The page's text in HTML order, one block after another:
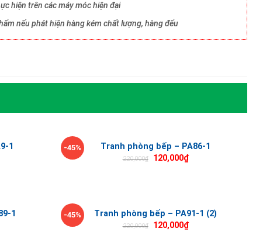
hiện trên các máy móc hiện đại
nếu phát hiện hàng kém chất lượng, hàng đểu
1 -45% Tranh phòng bếp – PA86-1
220,000₫ 120,000₫
1 -45% Tranh phòng bếp – PA91-1 (2)
220,000₫ 120,000₫